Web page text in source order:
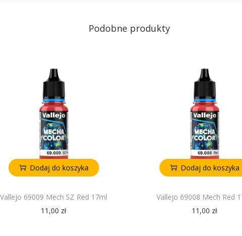
Podobne produkty
Dodaj do koszyka
Vallejo 69009 Mech SZ Red 17ml
11,00 zł
Dodaj do koszyka
Vallejo 69008 Mech Red
11,00 zł